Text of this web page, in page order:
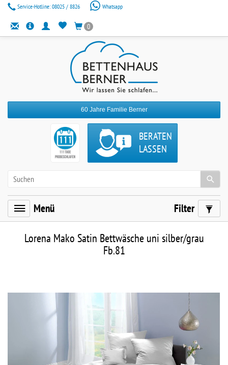
Service-Hotline: 08025 / 8826 Whatsapp
0
60 Jahre Familie Berner
BERATEN
LASSEN
Menü Filter
Lorena Mako Satin Bettwäsche uni silber/grau
Fb.81